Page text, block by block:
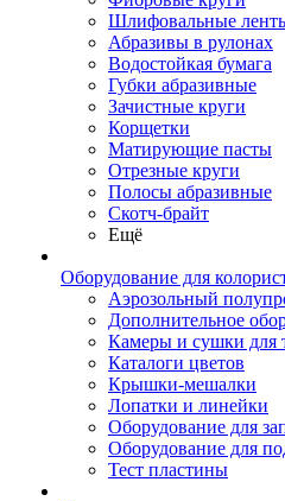
Шлифовальные
Абразивы в рулонах
Водостойкая бумага
Губки абразивные
Зачистные круги
Корщетки
Матирующие пасты
Отрезные круги
Полосы абразивные
Скотч-брайт
Ещё
Оборудование для
Аэрозольный
Дополнительное
Камеры и сушки для
Каталоги цветов
Крышки-мешалки
Лопатки и линейки
Оборудование для
Оборудование для
Тест пластины